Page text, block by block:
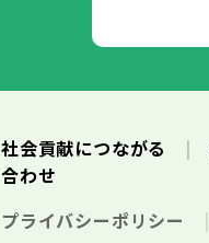
社会貢献につながる
合わせ
プライバシーポリシー